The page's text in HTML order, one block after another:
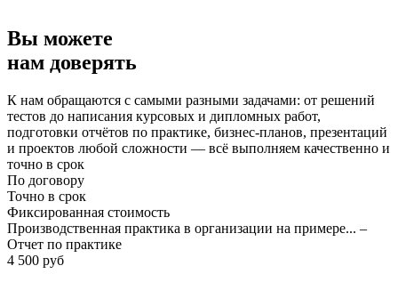
Вы можете
нам доверять
К нам обращаются с самыми разными задачами: от решений
тестов до написания курсовых и дипломных работ,
подготовки отчётов по практике, бизнес-планов, презентаций
и проектов любой сложности — всё выполняем качественно и
точно в срок
По договору
Точно в срок
Фиксированная стоимость
Производственная практика в организации на примере... –
Отчет по практике
4 500 руб